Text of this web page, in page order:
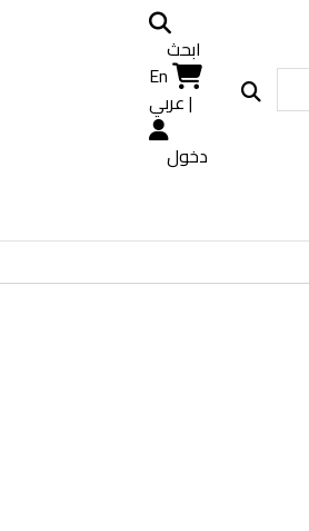
ابحث
En
|عربي
دخول